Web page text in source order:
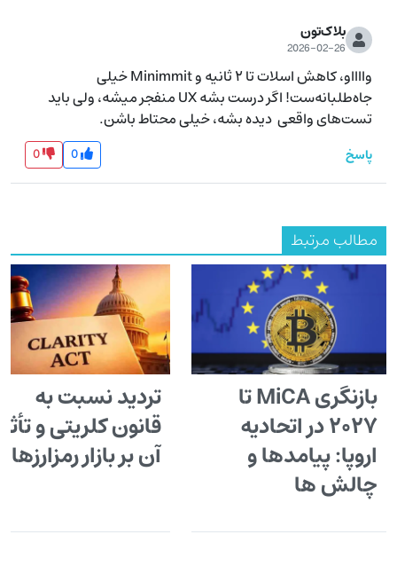
بلاک‌تون
2026-02-26
تست‌های واقعی  دیده بشه، خیلی محتاط باشن.
پاسخ 0
0
مطالب مرتبط
بازنگری MiCA تا
۲۰۲۷ در اتحادیه
اروپا: پیامدها و
چالش ها
تردید نسبت به
قانون کلریتی و
آن بر بازار رمزارزها